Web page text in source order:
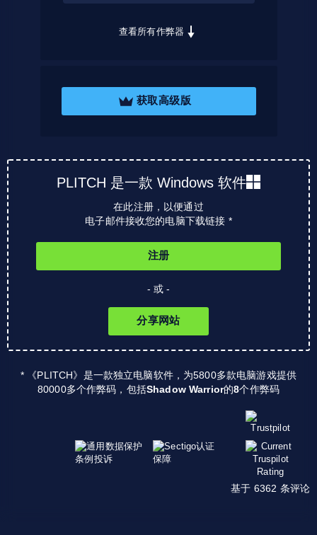
查看所有作弊器
获取高级版
PLITCH 是一款 Windows 软件
在此注册，以便通过
电子邮件接收您的电脑下载链接 *
注册
- 或 -
分享网站
* 《PLITCH》是一款独立电脑软件，为5800多款电脑游戏提供
80000多个作弊码，包括Shadow Warrior的8个作弊码
基于 6362 条评论